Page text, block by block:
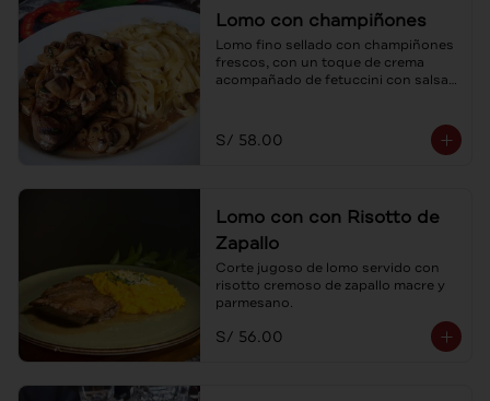
Lomo con champiñones
Lomo fino sellado con champiñones
frescos, con un toque de crema
acompañado de fetuccini con salsa
S/ 58.00
Lomo con con Risotto de
Zapallo
Corte jugoso de lomo servido con
risotto cremoso de zapallo macre y
parmesano.
S/ 56.00